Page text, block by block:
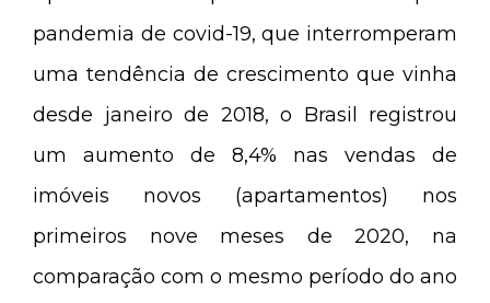
pandemia de covid-19, que interromperam
uma tendência de crescimento que vinha
desde janeiro de 2018, o Brasil registrou
um aumento de 8,4% nas vendas de
imóveis novos (apartamentos) nos
primeiros nove meses de 2020, na
comparação com o mesmo período do ano